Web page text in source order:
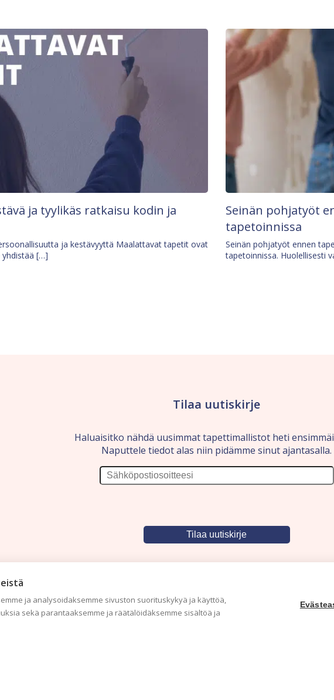
ja analysoidaksemme sivuston suorituskykyä ja käyttöä,
sekä parantaaksemme ja räätälöidäksemme sisältöä ja
ja tyylikäs ratkaisu kodin ja
ja kestävyyttä Maalattavat tapetit ovat
yhdistää […]
Seinän pohjatyöt
tapetoinnissa
Seinän pohjatyöt ennen
tapetoinnissa. Huolellisesti
Tilaa uutiskirje
Haluaisitko nähdä uusimmat tapettimallistot heti
Naputtele tiedot alas niin pidämme sinut ajantasalla.